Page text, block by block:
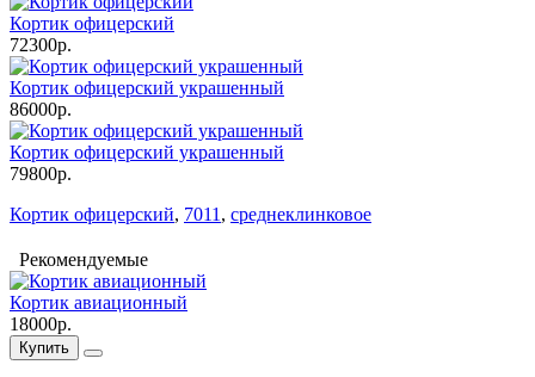
Кортик офицерский
72300р.
Кортик офицерский украшенный
86000р.
Кортик офицерский украшенный
79800р.
Кортик офицерский, 7011, среднеклинковое
Рекомендуемые
Кортик авиационный
18000р.
Купить